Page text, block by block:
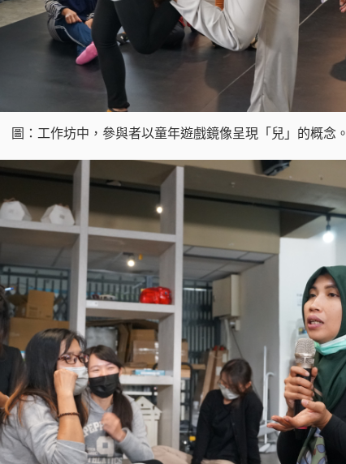
圖：工作坊中，參與者以童年遊戲鏡像呈現「兒」的概念。